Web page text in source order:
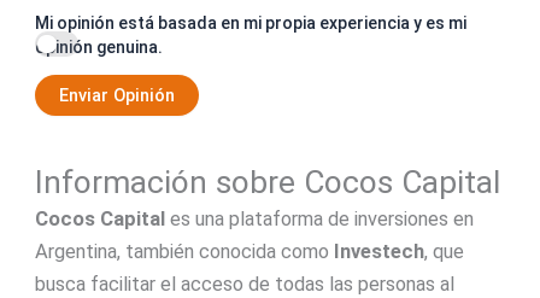
Mi opinión está basada en mi propia experiencia y es mi
opinión genuina.
Enviar Opinión
Información sobre Cocos Capital
Cocos Capital es una plataforma de inversiones en
Argentina, también conocida como Investech, que
busca facilitar el acceso de todas las personas al